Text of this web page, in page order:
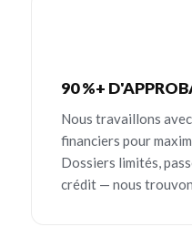
90 %+
Nous travaillons
financiers pour
Dossiers limités,
crédit — nous